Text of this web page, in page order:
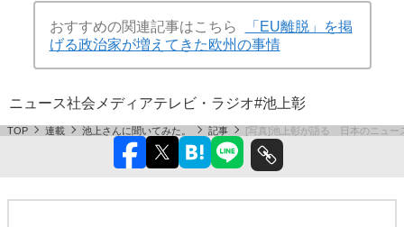
おすすめの関連記事はこちら
「EU離脱」を掲
げる政治家が増えてきた欧州の事情
ニュース社会 メディアテレビ・ラジオ#池上彰
TOP 連載 池上さんに聞いてみた。 記事 [写真]池上彰が語る 日本のニュー